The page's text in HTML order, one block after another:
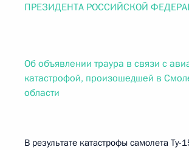
ПРЕЗИДЕНТА РОССИЙСКОЙ
Об объявлении траура в связи с
катастрофой, произошедшей в
области
В результате катастрофы самолета Ту-